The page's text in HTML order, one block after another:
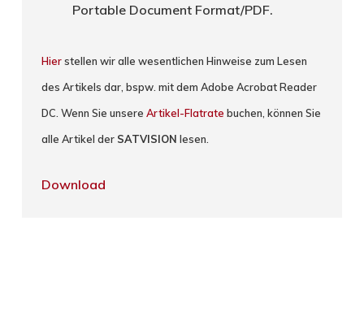
Portable Document Format/PDF.
Hierstellen wir alle wesentlichen Hinweise zum Lesen
des Artikels dar, bspw. mit dem Adobe Acrobat Reader
DC. Wenn Sie unsereArtikel-Flatrate buchen, können Sie
alle Artikel der SATVISION lesen.
Download